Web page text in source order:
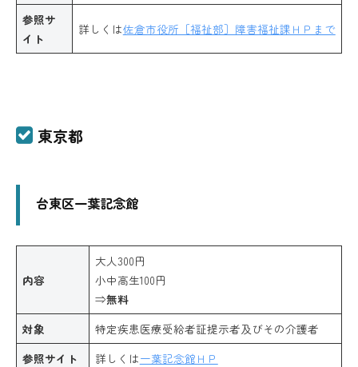
参照サ
イト
詳しくは佐倉市役所［福祉部］障害福祉課ＨＰまで
東京都
台東区一葉記念館
内容
大人300円
小中高生100円
⇒無料
対象
特定疾患医療受給者証提示者及びその介護者
参照サイト
詳しくは一葉記念館ＨＰ